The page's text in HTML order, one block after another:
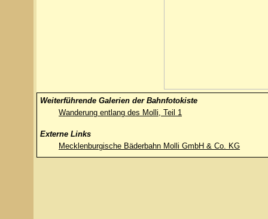
Weiterführende Galerien der Bahnfotokiste
Wanderung entlang des Molli, Teil 1
Externe Links
Mecklenburgische Bäderbahn Molli GmbH & Co. KG